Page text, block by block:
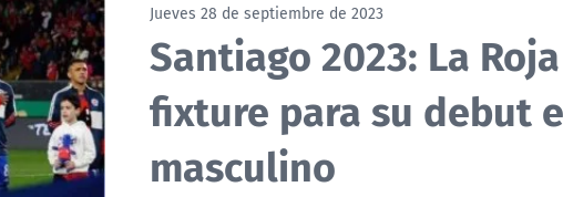
Jueves 28 de septiembre de 2023
Santiago 2023: La
fixture para su debut
masculino